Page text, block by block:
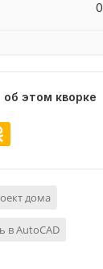
0
этом кворке
дома
в AutoCAD